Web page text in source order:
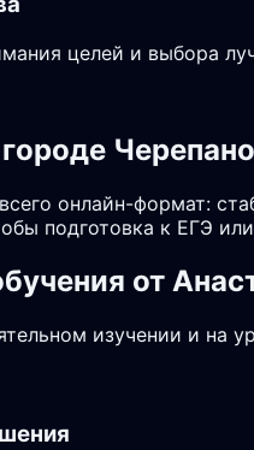
целей и выбора
онлайн-формат:
подготовка к ЕГЭ
от
изучении и на